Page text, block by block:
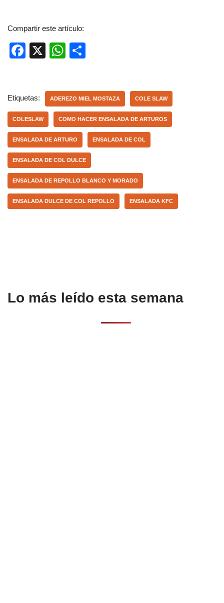
Compartir este artículo:
F
e
b
o
o
k
X
W
s
A
p
p
p
ar
tir
Etiquetas: ADEREZO MIEL MOSTAZA COLE SLAW
COLESLAW COMO HACER ENSALADA DE ARTUROS
ENSALADA DE ARTURO ENSALADA DE COL
ENSALADA DE COL DULCE
ENSALADA DE REPOLLO BLANCO Y MORADO
ENSALADA DULCE DE COL REPOLLO ENSALADA KFC
Lo más leído esta semana